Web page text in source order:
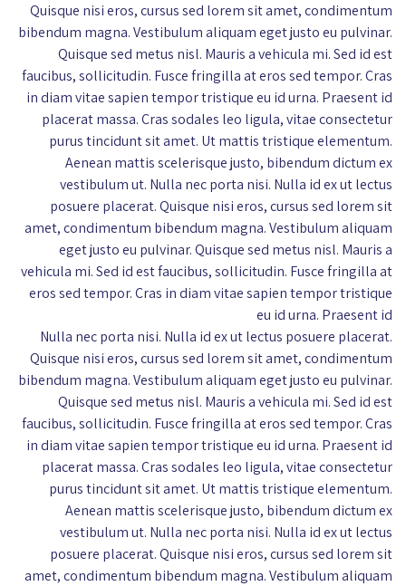
Quisque nisi eros, cursus sed lorem sit amet, condimentum
bibendum magna. Vestibulum aliquam eget justo eu pulvinar.
Quisque sed metus nisl. Mauris a vehicula mi. Sed id est
faucibus, sollicitudin. Fusce fringilla at eros sed tempor. Cras
in diam vitae sapien tempor tristique eu id urna. Praesent id
placerat massa. Cras sodales leo ligula, vitae consectetur
purus tincidunt sit amet. Ut mattis tristique elementum.
Aenean mattis scelerisque justo, bibendum dictum ex
vestibulum ut. Nulla nec porta nisi. Nulla id ex ut lectus
posuere placerat. Quisque nisi eros, cursus sed lorem sit
amet, condimentum bibendum magna. Vestibulum aliquam
eget justo eu pulvinar. Quisque sed metus nisl. Mauris a
vehicula mi. Sed id est faucibus, sollicitudin. Fusce fringilla at
eros sed tempor. Cras in diam vitae sapien tempor tristique
eu id urna. Praesent id
Nulla nec porta nisi. Nulla id ex ut lectus posuere placerat.
Quisque nisi eros, cursus sed lorem sit amet, condimentum
bibendum magna. Vestibulum aliquam eget justo eu pulvinar.
Quisque sed metus nisl. Mauris a vehicula mi. Sed id est
faucibus, sollicitudin. Fusce fringilla at eros sed tempor. Cras
in diam vitae sapien tempor tristique eu id urna. Praesent id
placerat massa. Cras sodales leo ligula, vitae consectetur
purus tincidunt sit amet. Ut mattis tristique elementum.
Aenean mattis scelerisque justo, bibendum dictum ex
vestibulum ut. Nulla nec porta nisi. Nulla id ex ut lectus
posuere placerat. Quisque nisi eros, cursus sed lorem sit
amet, condimentum bibendum magna. Vestibulum aliquam